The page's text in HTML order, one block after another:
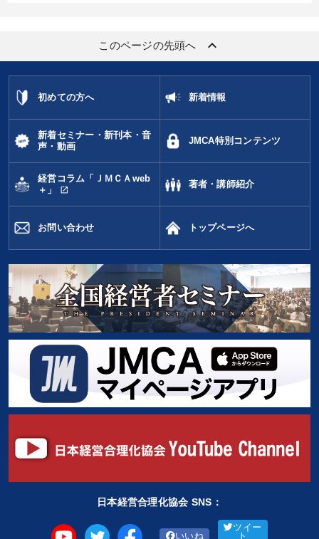
このページの先頭へ keyboard_arrow_up
初めての方へ 新着情報
新着セミナー・新刊本・音
声・動画
JMCA特別コンテンツ
経営コラム「ＪＭＣＡweb
＋」
open_in_new
著者・講師紹介
お問い合わせ トップページへ
日本経営合理化協会 SNS：
いいね
ツイー
ト